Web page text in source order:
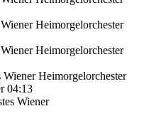
Heimorgelorchester
Heimorgelorchester
Heimorgelorchester
04:13
Wiener